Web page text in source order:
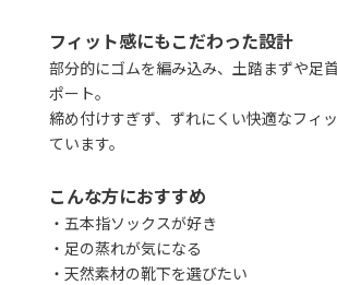
フィット感にもこだわった設計
部分的にゴムを編み込み、土踏まずや足
ポート。
締め付けすぎず、ずれにくい快適なフィ
ています。
こんな方におすすめ
・五本指ソックスが好き
・足の蒸れが気になる
・天然素材の靴下を選びたい